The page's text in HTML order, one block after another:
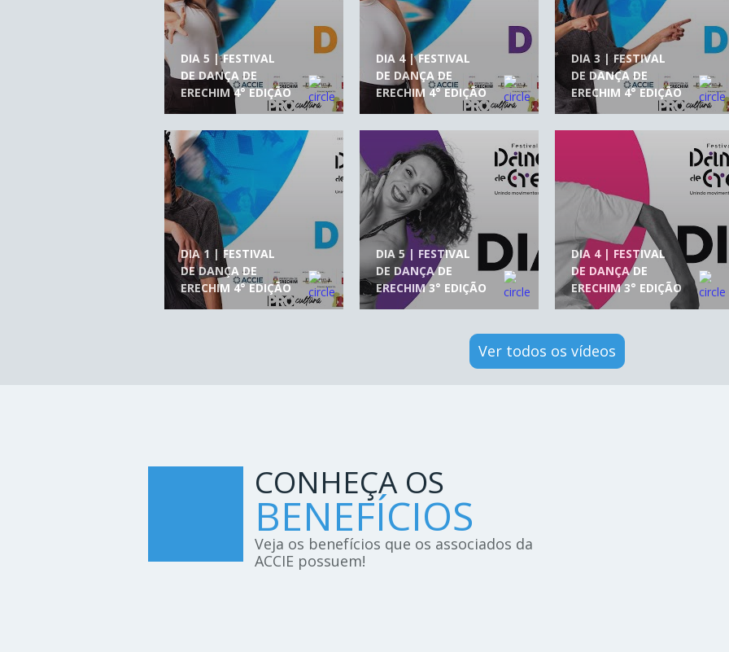
DIA 5 | FESTIVAL
DE DANÇA DE
ERECHIM 4° EDIÇÃO
DIA 4 | FESTIVAL
DE DANÇA DE
ERECHIM 4° EDIÇÃO
DIA 3 | FESTIVAL
DE DANÇA DE
ERECHIM 4° EDIÇÃO
DIA 1 | FESTIVAL
DE DANÇA DE
ERECHIM 4° EDIÇÃO
DIA 5 | FESTIVAL
DE DANÇA DE
ERECHIM 3° EDIÇÃO
DIA 4 | FESTIVAL
DE DANÇA DE
ERECHIM 3° EDIÇÃO
Ver todos os vídeos
CONHEÇA OS
BENEFÍCIOS
Veja os benefícios que os associados da
ACCIE possuem!